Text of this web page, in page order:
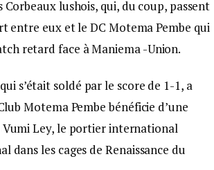
lushois, qui, du coup, passent
entre eux et le DC Motema Pembe qui
retard face à Maniema -Union.
s’était soldé par le score de 1-1, a
Motema Pembe bénéficie d’une
Ley, le portier international
les cages de Renaissance du